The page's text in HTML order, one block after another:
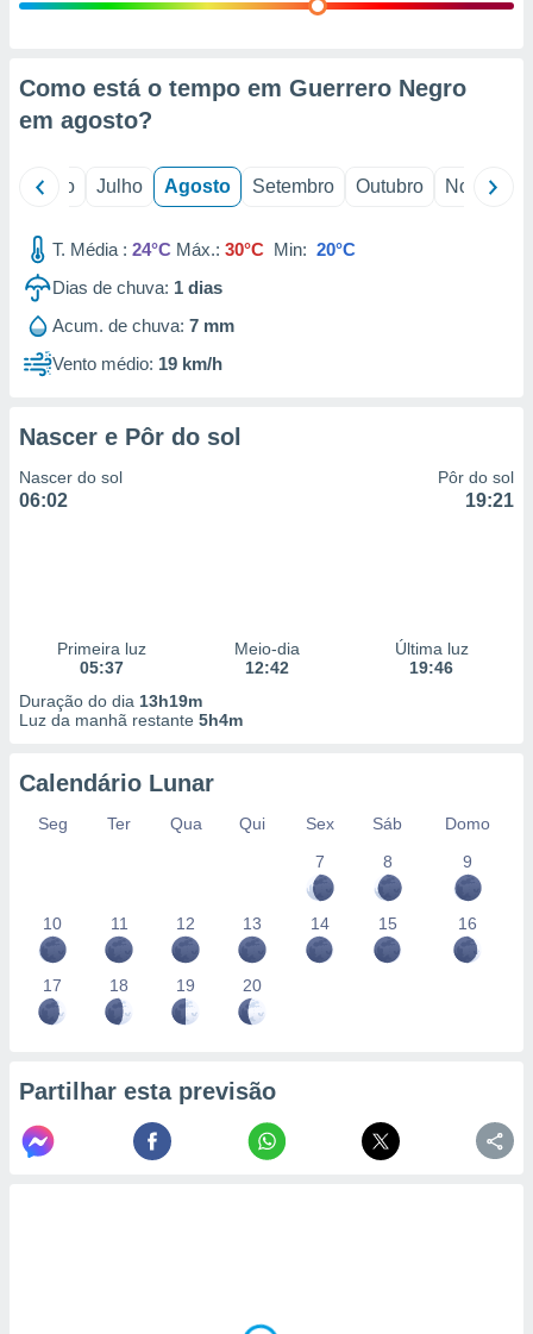
estudos
1199
Como está o tempo em Guerrero Negro
em agosto?
Junho Julho Agosto Setembro Outubro Novembro
T. Média : 24°C Máx.: 30°C Min: 20°C
Dias de chuva: 1 dias
Acum. de chuva: 7 mm
Vento médio: 19 km/h
Nascer e Pôr do sol
Nascer do sol
06:02
Pôr do sol
19:21
Primeira luz
05:37
Meio-dia
12:42
Última luz
19:46
Duração do dia 13h19m
Luz da manhã restante 5h4m
Calendário Lunar
Seg Ter Qua Qui Sex Sáb
Domo
7
8 9
10 11 12 13 14 15 16
17 18 19 20
Partilhar esta previsão